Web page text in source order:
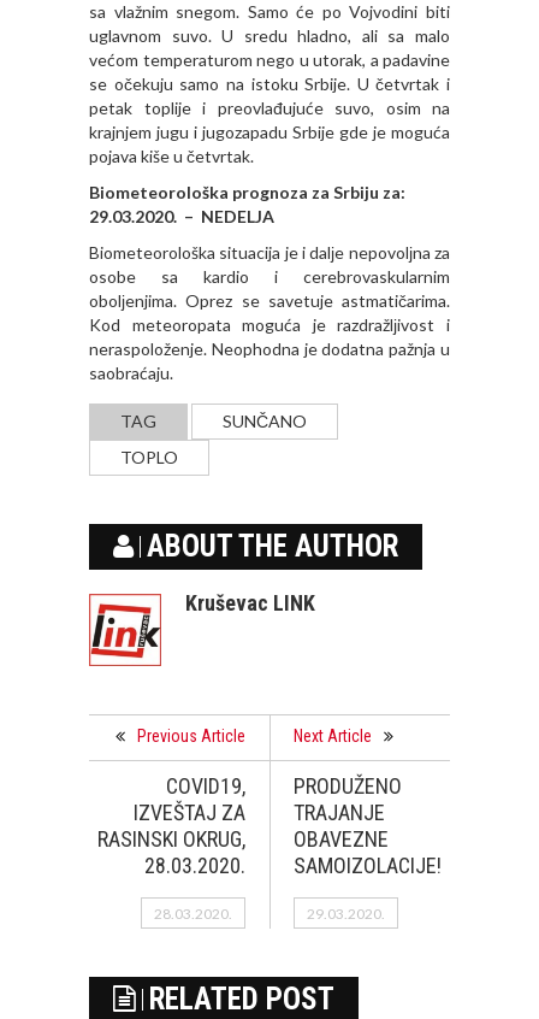
sa vlažnim snegom. Samo će po Vojvodini biti
uglavnom suvo. U sredu hladno, ali sa malo
većom temperaturom nego u utorak, a padavine
se očekuju samo na istoku Srbije. U četvrtak i
petak toplije i preovlađujuće suvo, osim na
krajnjem jugu i jugozapadu Srbije gde je moguća
pojava kiše u četvrtak.
Biometeorološka prognoza za Srbiju za:
29.03.2020. – NEDELJA
Biometeorološka situacija je i dalјe nepovolјna za
osobe sa kardio i cerebrovaskularnim
obolјenjima. Oprez se savetuje astmatičarima.
Kod meteoropata moguća je razdražlјivost i
neraspoloženje. Neophodna je dodatna pažnja u
saobraćaju.
TAG
SUNČANO
TOPLO
ABOUT THE AUTHOR
Kruševac LINK
Previous Article
COVID19,
IZVEŠTAJ ZA
RASINSKI OKRUG,
28.03.2020.
28.03.2020.
Next Article
PRODUŽENO
TRAJANJE
OBAVEZNE
SAMOIZOLACIJE!
29.03.2020.
RELATED POST